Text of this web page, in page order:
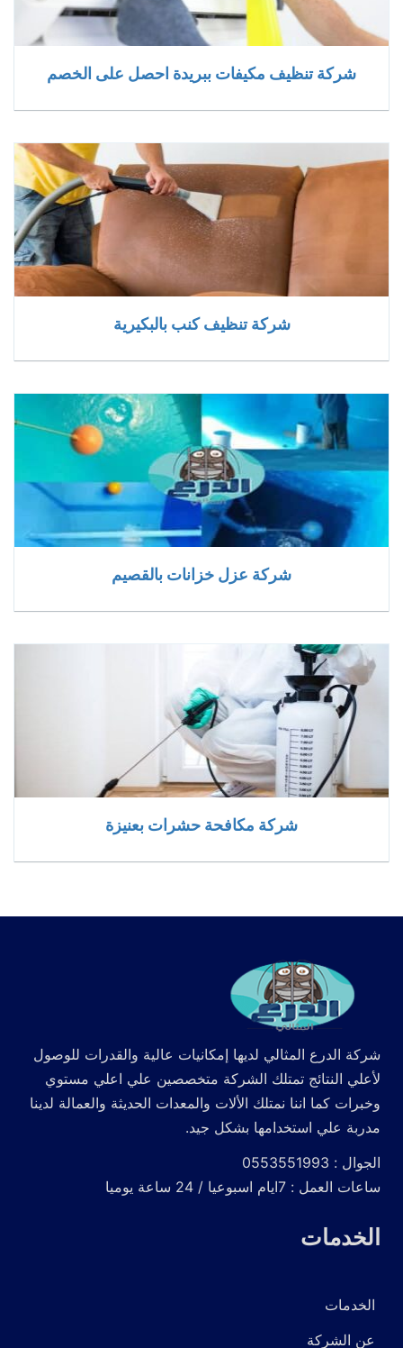
شركة تنظيف مكيفات ببريدة احصل على الخصم
شركة تنظيف كنب بالبكيرية
شركة عزل خزانات بالقصيم
شركة مكافحة حشرات بعنيزة
شركة الدرع المثالي لديها إمكانيات عالية والقدرات للوصول
لأعلي النتائج تمتلك الشركة متخصصين علي اعلي مستوي
وخبرات كما اننا نمتلك الألات والمعدات الحديثة والعمالة لدينا
مدربة علي استخدامها بشكل جيد.
الجوال : 0553551993
ساعات العمل : 7ايام اسبوعيا / 24 ساعة يوميا
الخدمات
الخدمات
عن الشركة